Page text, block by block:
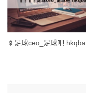
🍢足球ceo_足球吧